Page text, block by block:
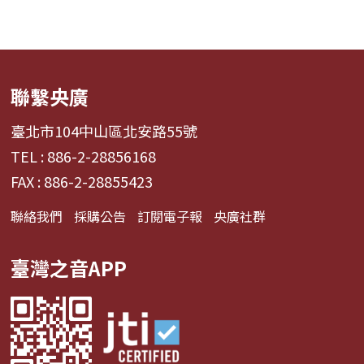
聯繫央廣
臺北市104中山區北安路55號
TEL : 886-2-28856168
FAX : 886-2-28855423
聯絡我們 採購公告 訂閱電子報 央廣社群
臺灣之音APP